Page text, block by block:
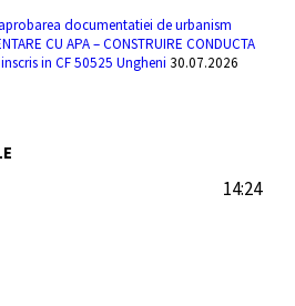
documentatiei de urbanism
CU APA – CONSTRUIRE CONDUCTA
in CF 50525 Ungheni 30.07.2026
14:24